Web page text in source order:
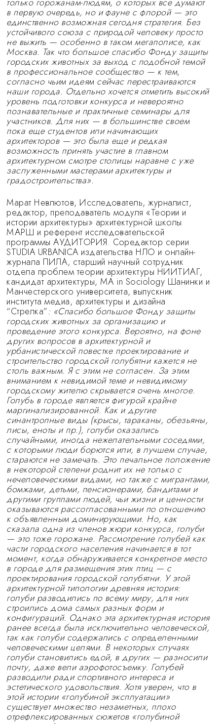
в первую очередь, но и фауне с флорой — это
единственно возможная сегодня стратегия. Без
устойчивого союза с природой человеку просто
не выжить — особенно в таком мегаполисе, как
Москва. Так что большое спасибо Фонду защиты
городских животных за выход с подобной темой
в профессиональное сообщество — к тем,
согласно чьим идеям сейчас перестраиваются
наши города. Отдельно хочется отметить высокий
уровень подготовки конкурса и невероятно
познавательные и практичные семинары для
участников. Для них — в большинстве своем
пока еще студентов или начинающих
архитекторов — это была еще и редкая
возможность принять участие в главном
архитектурном смотре столицы наравне с уже
заслуженными мастерами архитектуры и
градостроительства».
Марат Невлютов, Исследователь, журналист,
редактор, преподаватель модуля «Теории и
истории архитектуры» архитектурной школы
МАРШ и референт исследовательской
программы АУДИТОРИЯ. Соредактор серии
STUDIA URBANICA издательства НЛО и онлайн-
журнала ПИЛА, старший научный сотрудник
отдела проблем теории архитектуры НИИТИАГ,
кандидат архитектуры, МА in Sociology Шанинки и
Манчестерского университета, выпускник
института медиа, архитектуры и дизайна
“Стрелка”: «Спасибо большое Фонду защиты
городских животных за организацию и
проведение этого конкурса. Вероятно, на фоне
других вопросов в архитектурной и
урбанистической повестке проектирование и
строительство городской голубятни кажется не
столь важным. Я с этим не согласен. За этим
вниманием к невидимой теме и невидимому
городскому жителю скрывается очень многое.
Голубь в городе является фигурой крайне
маргинализированной. Как и другие
синантропные виды (крысы, тараканы, обезьяны,
лисы, еноты и пр.), голуби оказались
случайными, иногда нежелательными соседями,
с которыми люди борются или, в лучшем случае,
стараются не замечать. Это печальное положение
в некоторой степени роднит их не только с
нечеловеческими видами, но также с мигрантами,
бомжами, детьми, пенсионерами, бандитами и
другими группами людей, чьи жизни и ценности
оказываются рассогласованными по отношению
к объявленным доминирующими. Но, как
сказала одна из членов жюри конкурса, голуби
— это тоже горожане. Рассмотрение голубей как
части городского населения начинается в тот
момент, когда обнаруживается конкретное место
в городе для размещения этих птиц — с
проектирования городской голубятни. У этой
архитектурной типологии древняя история:
голуби разводились по всему миру, для них
строились дома самых разных форм и
конфигураций. Однако эта архитектурная история
ранее всегда была исключительно человеческой,
так как голуби содержались с определенными
человеческими целями. В некоторых случаях
голуби становились едой, в других — разносили
почту, даже вели аэрофотосъемку. Голубей
разводили ради спортивного интереса и
эстетического удовольствия. Хотя уверен, что в
этой истории «голубиной эксплуатации»
существует множество незаметных, плохо
отрефлексированных сюжетов «голубиной